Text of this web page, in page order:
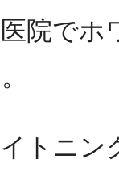
院でホ
トニン